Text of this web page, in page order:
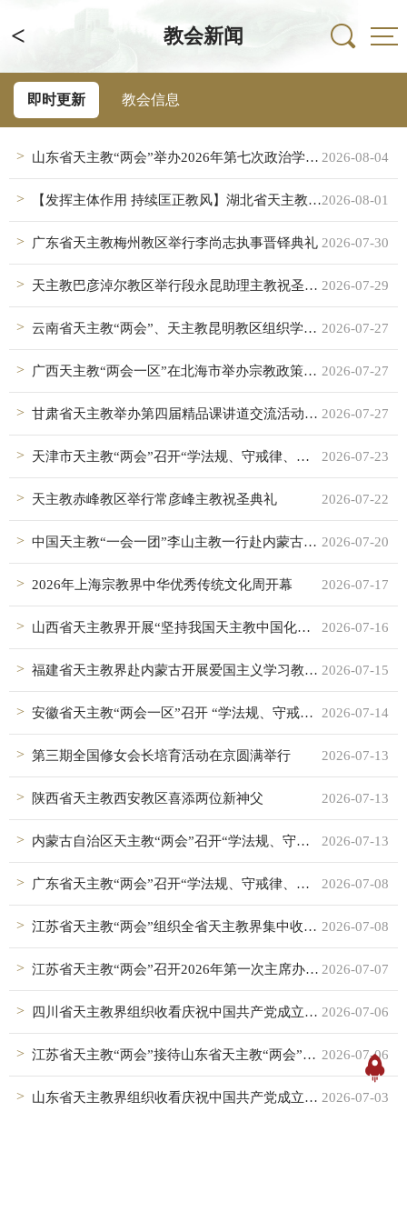
< 教会新闻
即时更新 教会信息
2026-08-04
山东省天主教“两会”举办2026年第七次政治学习会暨天主教礼仪中国化培训班
2026-08-01
【发挥主体作用 持续匡正教风】湖北省天主教界：坚持全面从严治教 推进天主教中国化
2026-07-30
广东省天主教梅州教区举行李尚志执事晋铎典礼
2026-07-29
天主教巴彦淖尔教区举行段永昆助理主教祝圣典礼
2026-07-27
云南省天主教“两会”、天主教昆明教区组织学习《中华人民共和国民族团结进步促进法》
2026-07-27
广西天主教“两会一区”在北海市举办宗教政策法规培训班
2026-07-27
甘肃省天主教举办第四届精品课讲道交流活动暨五届三次常委（扩大）会议
2026-07-23
天津市天主教“两会”召开“学法规、守戒律、重修为、树形象”教育活动总结会议
2026-07-22
天主教赤峰教区举行常彦峰主教祝圣典礼
2026-07-20
中国天主教“一会一团”李山主教一行赴内蒙古天主教调研
2026-07-17
2026年上海宗教界中华优秀传统文化周开幕
2026-07-16
山西省天主教界开展“坚持我国天主教中国化方向”讲道交流活动
2026-07-15
福建省天主教界赴内蒙古开展爱国主义学习教育活动
2026-07-14
安徽省天主教“两会一区”召开 “学法规、守戒律、重修为、树形象” 教育活动总结会议
2026-07-13
第三期全国修女会长培育活动在京圆满举行
2026-07-13
陕西省天主教西安教区喜添两位新神父
2026-07-13
内蒙古自治区天主教“两会”召开“学法规、守戒律、重修为、树形象”教育活动工作总结会
2026-07-08
广东省天主教“两会”召开“学法规、守戒律、重修为、树形象”教育活动总结会议
2026-07-08
江苏省天主教“两会”组织全省天主教界集中收看庆祝中国共产党成立105周年大会
2026-07-07
江苏省天主教“两会”召开2026年第一次主席办公会议暨“学法规、守戒律、重修为、树形象”教育活动总结会
2026-07-06
四川省天主教界组织收看庆祝中国共产党成立105周年大会
2026-07-06
江苏省天主教“两会”接待山东省天主教“两会”来访交流
2026-07-03
山东省天主教界组织收看庆祝中国共产党成立105周年大会盛况